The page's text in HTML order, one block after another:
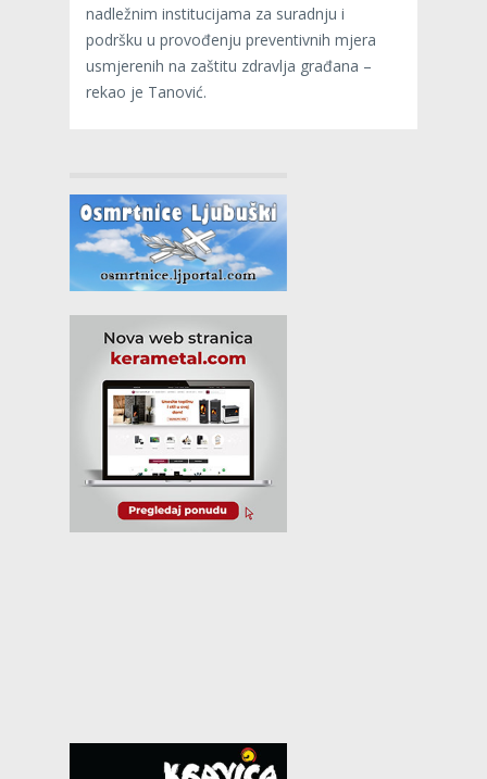
nadležnim institucijama za suradnju i
podršku u provođenju preventivnih mjera
usmjerenih na zaštitu zdravlja građana –
rekao je Tanović.